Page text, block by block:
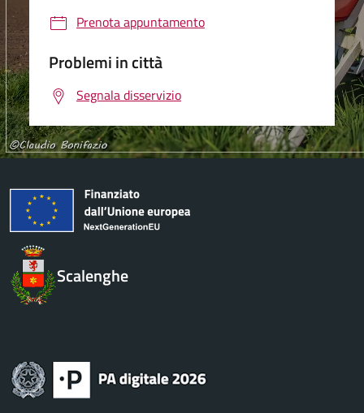
Prenota appuntamento
Problemi in città
Segnala disservizio
Scalenghe